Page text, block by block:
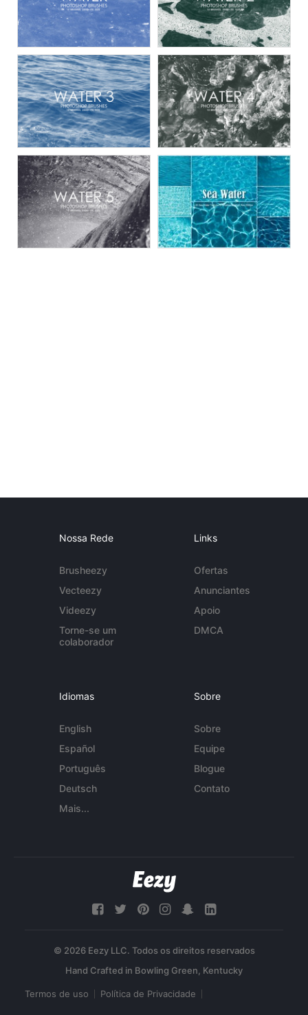
Nossa Rede
Brusheezy
Vecteezy
Videezy
Torne-se um
colaborador
Links
Ofertas
Anunciantes
Apoio
DMCA
Idiomas
English
Español
Português
Deutsch
Mais...
Sobre
Sobre
Equipe
Blogue
Contato
© 2026 Eezy LLC. Todos os direitos reservados
Termos de uso Política de Privacidade